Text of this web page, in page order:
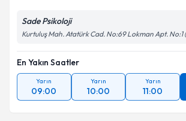
Sade Psikoloji
Kurtuluş Mah. Atatürk Cad. No:69 Lokman Apt. No:1
En Yakın Saatler
Yarın
09:00
Yarın
10:00
Yarın
11:00